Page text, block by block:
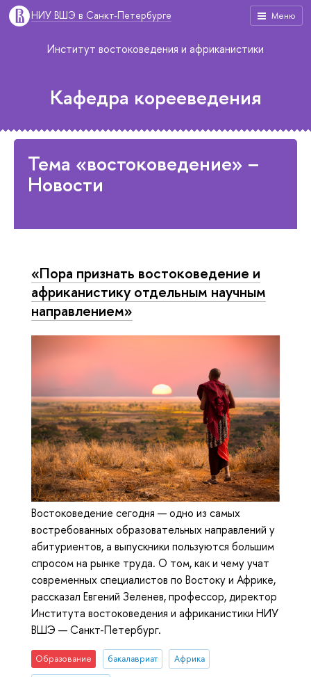
Меню
НИУ ВШЭ в Санкт-Петербурге
Институт востоковедения и африканистики
Кафедра корееведения
Тема «востоковедение» –
Новости
«Пора признать востоковедение и
африканистику отдельным научным
направлением»
Востоковедение сегодня — одно из самых
востребованных образовательных направлений у
абитуриентов, а выпускники пользуются большим
спросом на рынке труда. О том, как и чему учат
современных специалистов по Востоку и Африке,
рассказал Евгений Зеленев, профессор, директор
Института востоковедения и африканистики НИУ
ВШЭ — Санкт-Петербург.
Образование бакалавриат Африка